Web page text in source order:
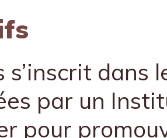
s’inscrit dans
par un
pour